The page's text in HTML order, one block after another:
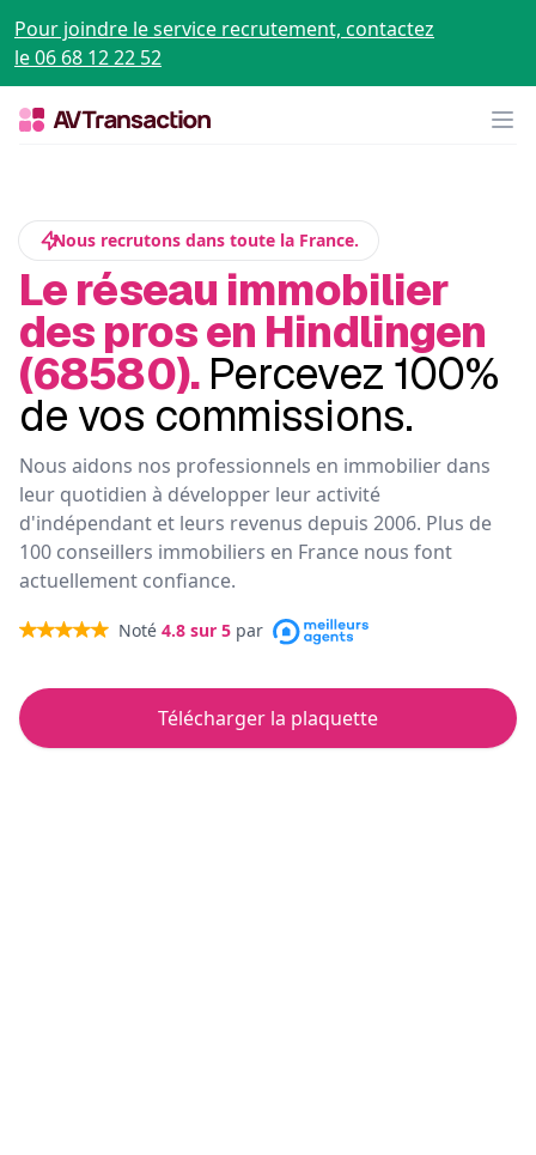
Pour joindre le service recrutement, contactez
le 06 68 12 22 52
Nous recrutons dans toute la France.
Le réseau immobilier
des pros en Hindlingen
(68580). Percevez 100%
de vos commissions.
Nous aidons nos professionnels en immobilier dans
leur quotidien à développer leur activité
d'indépendant et leurs revenus depuis 2006. Plus de
100 conseillers immobiliers en France nous font
actuellement confiance.
Noté 4.8 sur 5 par
Télécharger la plaquette